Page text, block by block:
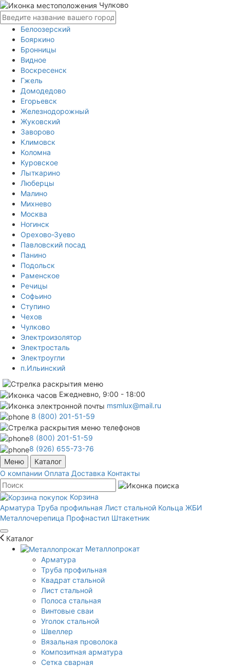
Чулково
Белоозерский
Бояркино
Бронницы
Видное
Воскресенск
Гжель
Домодедово
Егорьевск
Железнодорожный
Жуковский
Заворово
Климовск
Коломна
Куровское
Лыткарино
Люберцы
Малино
Михнево
Москва
Ногинск
Орехово-Зуево
Павловский посад
Панино
Подольск
Раменское
Речицы
Софьино
Ступино
Чехов
Чулково
Электроизолятор
Электросталь
Электроугли
п.Ильинский
Ежедневно, 9:00 - 18:00
msmlux@mail.ru
8 (800) 201-51-59
8 (800) 201-51-59
8 (926) 655-73-76
Меню
Каталог
О компании Оплата Доставка Контакты
Корзина
Арматура Труба профильная Лист стальной Кольца ЖБИ
Металлочерепица Профнастил Штакетник
Каталог
Металлопрокат
Арматура
Труба профильная
Квадрат стальной
Лист стальной
Полоса стальная
Винтовые сваи
Уголок стальной
Швеллер
Вязальная проволока
Композитная арматура
Сетка сварная